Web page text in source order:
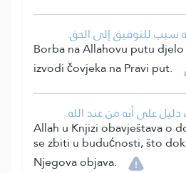
سبب للتوفيق إلى الحق.
Borba na Allahovu putu
izvodi čovjeka na Pravi put.
دليل على أنه من عند الله.
Allah u Knjizi obavještava o
se zbiti u budućnosti, što
Njegova objava.